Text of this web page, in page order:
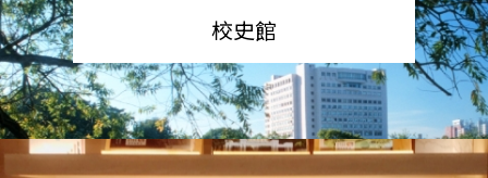
校史館